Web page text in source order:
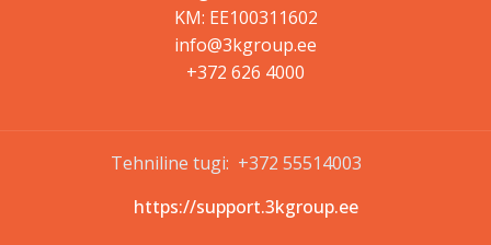
KM: EE100311602
info@3kgroup.ee
+372 626 4000
Tehniline tugi: +372 55514003
https://support.3kgroup.ee